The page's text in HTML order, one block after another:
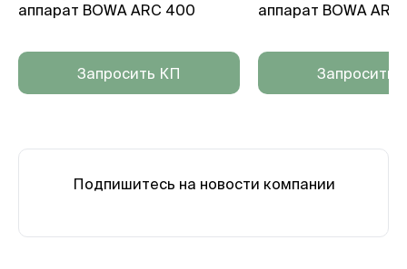
аппарат BOWA ARC 400
Запросить КП
аппарат BOWA ARC
Запросить
Подпишитесь на новости компании